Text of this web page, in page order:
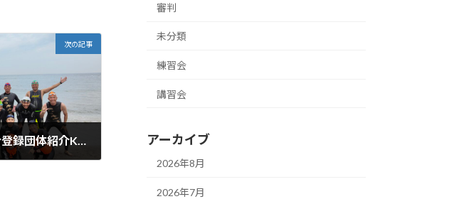
次の記事
千葉県トライアスロン連合登録団体紹介K.T.S Kashiwa Triathlon Support
審判
未分類
練習会
講習会
アーカイブ
2026年8月
2026年7月